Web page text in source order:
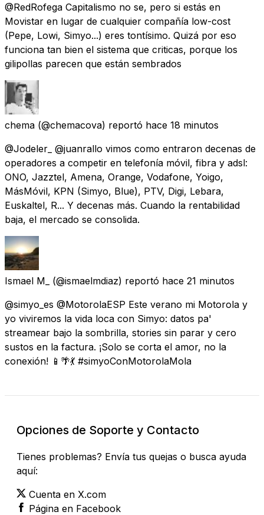
@RedRofega Capitalismo no se, pero si estás en
Movistar en lugar de cualquier compañía low-cost
(Pepe, Lowi, Simyo...) eres tontísimo. Quizá por eso
funciona tan bien el sistema que criticas, porque los
gilipollas parecen que están sembrados
chema (@chemacova) reportó hace 18 minutos
@Jodeler_ @juanrallo vimos como entraron decenas de
operadores a competir en telefonía móvil, fibra y adsl:
ONO, Jazztel, Amena, Orange, Vodafone, Yoigo,
MásMóvil, KPN (Simyo, Blue), PTV, Digi, Lebara,
Euskaltel, R... Y decenas más. Cuando la rentabilidad
baja, el mercado se consolida.
Ismael M_ (@ismaelmdiaz) reportó hace 21 minutos
@simyo_es @MotorolaESP Este verano mi Motorola y
yo viviremos la vida loca con Simyo: datos pa'
streamear bajo la sombrilla, stories sin parar y cero
sustos en la factura. ¡Solo se corta el amor, no la
conexión! 📱🌴💃 #simyoConMotorolaMola
Opciones de Soporte y Contacto
Tienes problemas? Envía tus quejas o busca ayuda
aquí:
Cuenta en X.com
Página en Facebook